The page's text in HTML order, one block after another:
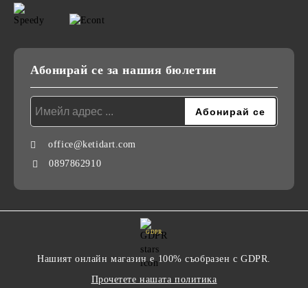
Абонирай се за нашия бюлетин
office@ketidart.com
0897862910
GDPR
Нашият онлайн магазин е 100% съобразен с GDPR.
Прочетете нашата политика